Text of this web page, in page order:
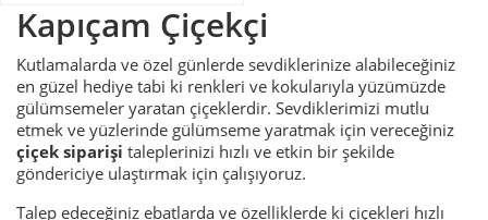
Kapıçam Çiçekçi
Kutlamalarda ve özel günlerde sevdiklerinize alabileceğiniz
en güzel hediye tabi ki renkleri ve kokularıyla yüzümüzde
gülümsemeler yaratan çiçeklerdir. Sevdiklerimizi mutlu
etmek ve yüzlerinde gülümseme yaratmak için vereceğiniz
çiçek siparişi taleplerinizi hızlı ve etkin bir şekilde
göndericiye ulaştırmak için çalışıyoruz.
Talep edeceğiniz ebatlarda ve özelliklerde ki çiçekleri hızlı